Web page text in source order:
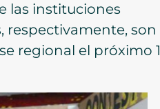
las instituciones
respectivamente, son
regional el próximo 1